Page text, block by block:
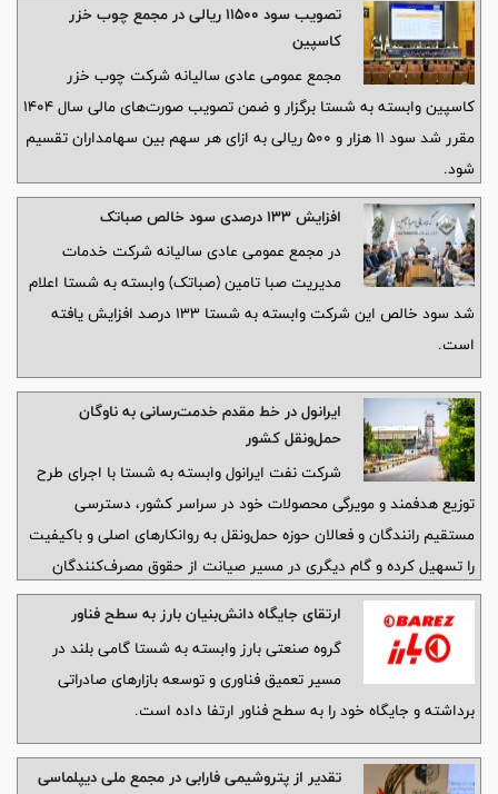
تصویب سود ۱۱۵۰۰ ریالی در مجمع چوب خزر
کاسپین
مجمع عمومی عادی سالیانه شرکت چوب خزر
کاسپین وابسته به شستا برگزار و ضمن تصویب صورت‌های مالی سال ۱۴۰۴
مقرر شد سود ۱۱ هزار و ۵۰۰ ریالی به ازای هر سهم بین سهامداران تقسیم
شود.
افزایش ۱۳۳ درصدی سود خالص صباتک
در مجمع عمومی عادی سالیانه شرکت خدمات
مدیریت صبا تامین (صباتک) وابسته به شستا اعلام
شد سود خالص این شرکت وابسته به شستا 133 درصد افزایش یافته
است.
ایرانول در خط مقدم خدمت‌رسانی به ناوگان
حمل‌ونقل کشور
شرکت نفت ایرانول وابسته به شستا با اجرای طرح
توزیع هدفمند و مویرگی محصولات خود در سراسر کشور، دسترسی
مستقیم رانندگان و فعالان حوزه حمل‌ونقل به روانکارهای اصلی و باکیفیت
را تسهیل کرده و گام دیگری در مسیر صیانت از حقوق مصرف‌کنندگان
برداشته است.
ارتقای جایگاه دانش‌بنیان بارز به سطح فناور
گروه صنعتی بارز وابسته به شستا گامی بلند در
مسیر تعمیق فناوری و توسعه بازارهای صادراتی
برداشته و جایگاه خود را به سطح فناور ارتفا داده است.
تقدیر از پتروشیمی فارابی در مجمع ملی دیپلماسی